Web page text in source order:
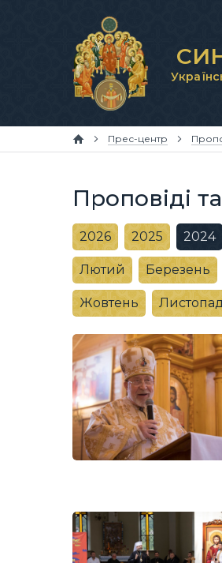
Прес-центр
Проповіді
2026 2025 2024
Лютий Березень
Жовтень